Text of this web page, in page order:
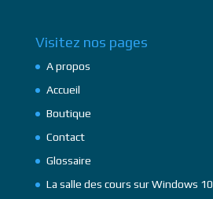
Visitez nos pages
A propos
Accueil
Boutique
Contact
Glossaire
La salle des cours sur Windows 10